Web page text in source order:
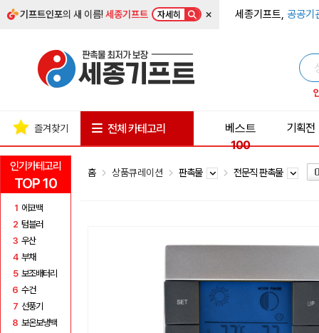
기프트인포의 새 이름!세종기프트 자세히 × 세종기프트, 공공기
인기카테고리
TOP 10
1 에코백
2 텀블러
3 우산
4 부채
5 보조배터리
6 수건
7 선풍기
8 보온보냉백
즐겨찾기 전체 카테고리
베스트
100
기획전
홈 상품큐레이션 판촉물 전문직 판촉물